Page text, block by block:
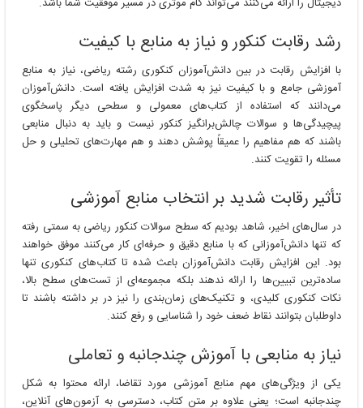
رشد رقابت کنکور و نیاز به منابع با کیفیت
با افزایش رقابت در بین دانش‌آموزان کنکوری رشته ریاضی، نیاز به منابع
آموزشی جامع و با کیفیت نیز به شدت افزایش یافته است. دانش‌آموزان
می‌دانند که استفاده از کتاب‌های معمولی و سطحی دیگر پاسخگوی
پیچیدگی‌ها و سوالات چالش‌برانگیز کنکور نیست و باید به دنبال منابعی
باشند که هم مفاهیم را عمیقاً پوشش دهند و هم مهارت‌های تحلیلی و حل
مسئله را تقویت کنند.
تأثیر رقابت شدید بر انتخاب منابع آموزشی
در سال‌های اخیر، شاهد بودیم که سطح سوالات کنکور ریاضی به سمتی رفته
که تنها دانش‌آموزانی که با منابع دقیق و حرفه‌ای کار می‌کنند موفق خواهند
بود. این افزایش رقابت دانش‌آموزان باعث شده تا کتاب‌های کنکوری تنها
ساده‌ترین تبیین‌ها را ارائه ندهند بلکه مجموعه‌ای از تست‌های سطح بالا،
نکات کنکوری کلیدی، و تکنیک‌های زمان‌بندی را نیز در بر داشته باشند تا
داوطلبان بتوانند نقاط ضعف خود را شناسایی و رفع کنند.
نیاز به منابعی با آموزش چندجانبه و تعاملی
یکی از ویژگی‌های مهم منابع آموزشی مورد تقاضا، ارائه محتوا به شکل
چندجانبه است؛ یعنی علاوه بر متن کتاب، دسترسی به آزمون‌های آنلاین،